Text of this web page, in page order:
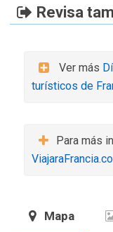
Revisa
Ver más
turísticos de
Para más
Mapa